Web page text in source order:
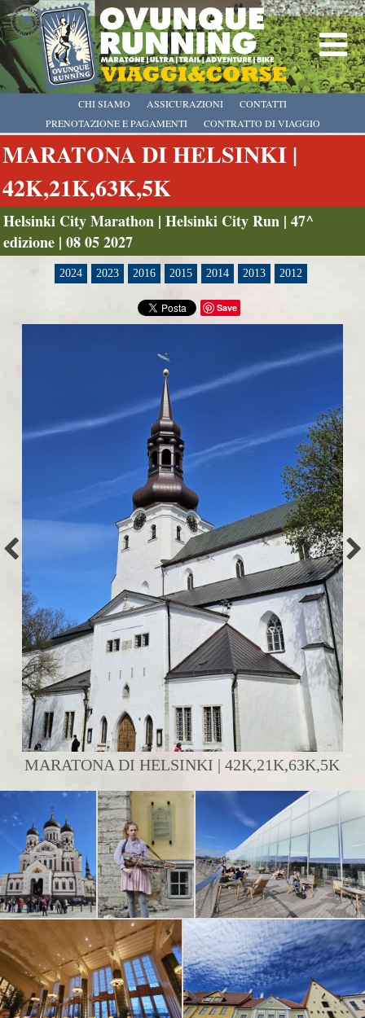
CHI SIAMO
PRENOTAZIONE E PAGAMENTI
CONTRATTO DI VIAGGIO
ASSICURAZIONI CONTATTI
MARATONA DI HELSINKI |
42K,21K,63K,5K
Helsinki City Marathon | Helsinki City Run | 47^
edizione | 08 05 2027
2024 2023 2016 2015 2014 2013 2012
Save
MARATONA DI HELSINKI | 42K,21K,63K,5K